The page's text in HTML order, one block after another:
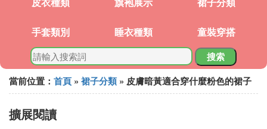
手套類別 睡衣種類 童裝穿搭
搜索
當前位置： 首頁 » 裙子分類 » 皮膚暗黃適合穿什麼粉色的裙子
擴展閱讀